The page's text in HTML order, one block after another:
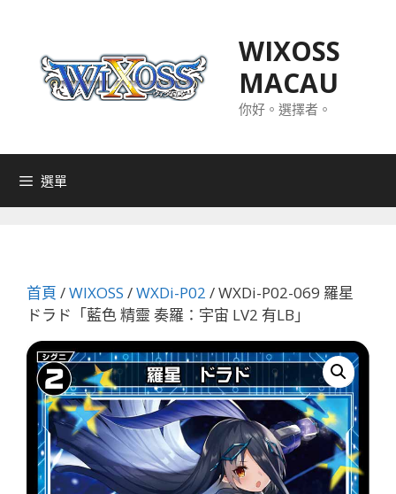
WIXOSS
MACAU
你好。選擇者。
選單
首頁 /WIXOSS /WXDi-P02 / WXDi-P02-069 羅星
ドラド「藍色 精靈 奏羅：宇宙 LV2 有LB」